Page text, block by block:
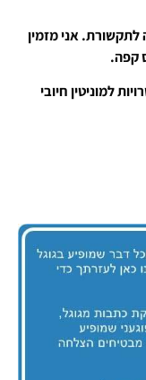
לתקשורת. אני מזמין
קפה.
למוניטין חיובי